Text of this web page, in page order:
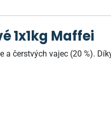
1x1kg Maffei
čerstvých vajec (20 %).